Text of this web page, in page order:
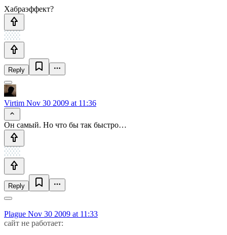
Хабраэффект?
Reply
Virtim Nov 30 2009 at 11:36
Он самый. Но что бы так быстро…
Reply
Plague Nov 30 2009 at 11:33
сайт не работает: